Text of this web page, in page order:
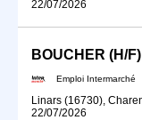
22/07/2026
BOUCHER (H/F)
Emploi Intermarché
Linars (16730),
22/07/2026